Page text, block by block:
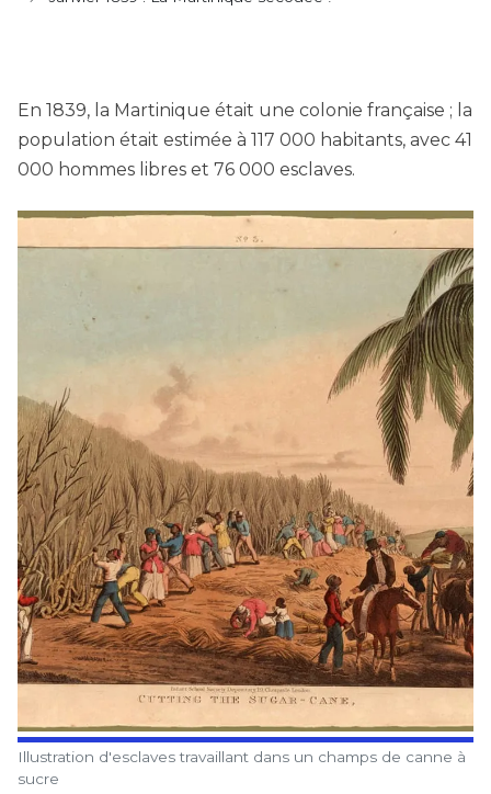
En 1839, la Martinique était une colonie française ; la
population était estimée à 117 000 habitants, avec 41
000 hommes libres et 76 000 esclaves.
Illustration d'esclaves travaillant dans un champs de canne à
sucre